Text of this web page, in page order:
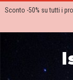
Sconto -50% su tutti i